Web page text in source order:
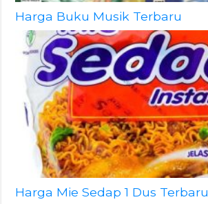
Harga Buku Musik Terbaru
Harga Mie Sedap 1 Dus Terbaru